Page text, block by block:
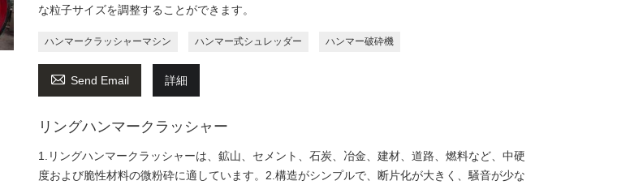
な粒子サイズを調整することができます。
ハンマークラッシャーマシン ハンマー式シュレッダー ハンマー破砕機
 Send Email 詳細
リングハンマークラッシャー
1.リングハンマークラッシャーは、鉱山、セメント、石炭、冶金、建材、道路、燃料な​​ど、中硬
度および脆性材料の微粉砕に適しています。2.構造がシンプルで、断片化が大きく、騒音が少な